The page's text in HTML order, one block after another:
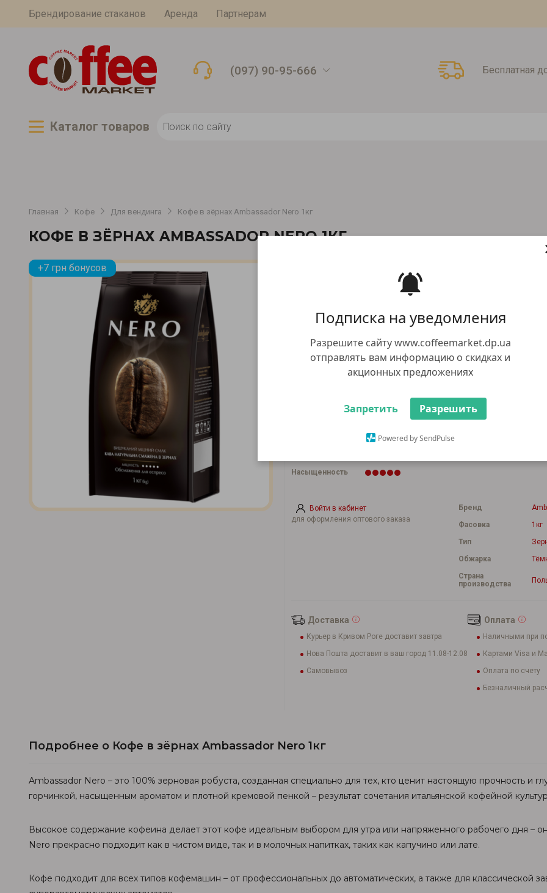
Подписка на уведомления
Разрешите сайту www.coffeemarket.dp.ua
отправлять вам информацию о скидках и
акционных предложениях
Запретить Разрешить
Powered by SendPulse
Брендирование стаканов Аренда Партнерам
(097) 90-95-666 Бесплатная
Каталог товаров
Главная Кофе Для вендинга Кофе в зёрнах Ambassador Nero 1кг
КОФЕ В ЗЁРНАХ AMBASSADOR NERO 1КГ
+7 грн бонусов
+ 1 грн бонусов, за каждые 100
грн покупки
Оптом: 525.00 грн
при общей сумме заказа от 5000 грн
Способ приготовления
Насыщенность
Войти в кабинет
для оформления оптового заказа
Бренд
Фасовка
1кг
Тип
Обжарка
Страна
производства
Доставка
Курьер в Кривом Роге доставит завтра
Нова Пошта доставит в ваш город 11.08-12.08
Самовывоз
Оплата
Наличными при
Картами Visa и
Оплата по счету
Безналичный
Подробнее о Кофе в зёрнах Ambassador Nero 1кг
Ambassador Nero – это 100% зерновая робуста, созданная специально для тех, кто ценит настоящую прочность и
горчинкой, насыщенным ароматом и плотной кремовой пенкой – результат сочетания итальянской кофейной
Высокое содержание кофеина делает этот кофе идеальным выбором для утра или напряженного рабочего дня –
Nero прекрасно подходит как в чистом виде, так и в молочных напитках, таких как капучино или лате.
Кофе подходит для всех типов кофемашин – от профессиональных до автоматических, а также для классической